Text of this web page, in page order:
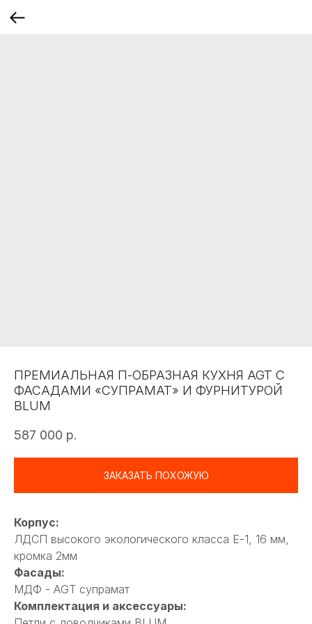
ПРЕМИАЛЬНАЯ П-ОБРАЗНАЯ КУХНЯ AGT С
ФАСАДАМИ «СУПРАМАТ» И ФУРНИТУРОЙ
BLUM
587 000 р.
ЗАКАЗАТЬ ПОХОЖУЮ
Корпус:
ЛДСП высокого экологического класса Е-1, 16 мм,
кромка 2мм
Фасады:
МДФ - AGT супрамат
Комплектация и аксессуары: